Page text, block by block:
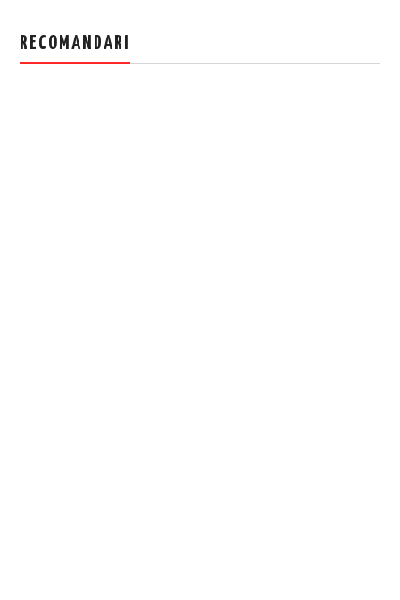
RECOMANDARI